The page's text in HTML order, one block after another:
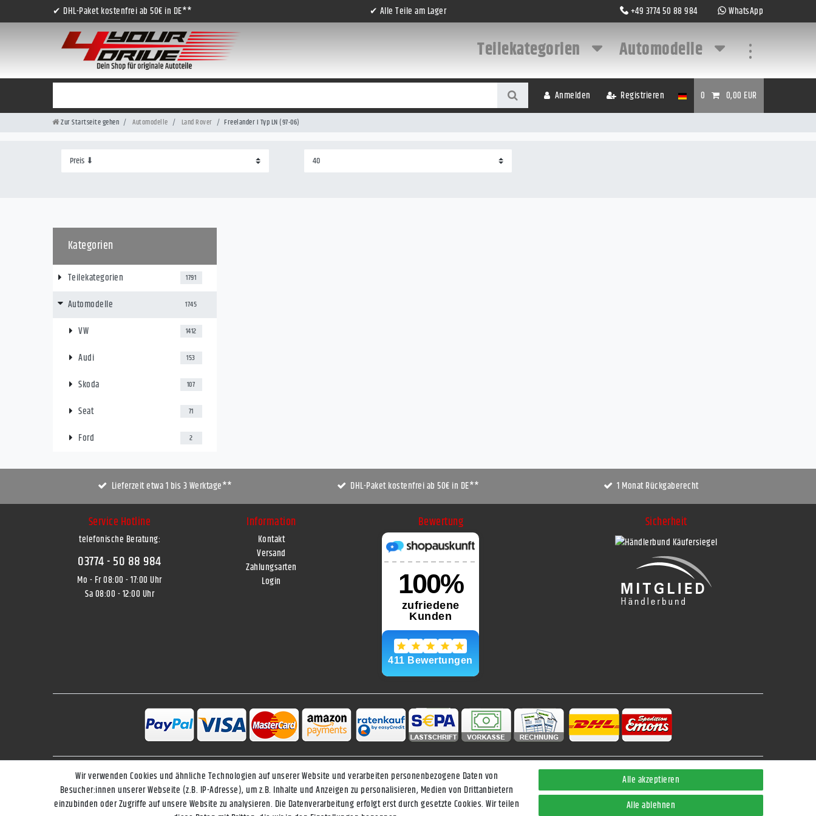
✔ DHL-Paket kostenfrei ab 50€ in DE** ✔ Alle Teile am Lager +49 3774 50 88 984 WhatsApp
Teilekategorien Automodelle ...
Anmelden Registrieren 0 0,00 EUR
Zur Startseite gehen Automodelle Land Rover Freelander I Typ LN (97-06)
Kategorien
Teilekategorien 1791
Automodelle 1745
VW 1412
Audi 153
Skoda 107
Seat 71
Ford 2
Lieferzeit etwa 1 bis 3 Werktage** DHL-Paket kostenfrei ab 50€ in DE** 1 Monat Rückgaberecht
Service Hotline
telefonische Beratung:
03774 - 50 88 984
Mo - Fr 08:00 - 17:00 Uhr
Sa 08:00 - 12:00 Uhr
Information
Kontakt
Versand
Zahlungsarten
Login
Bewertung Sicherheit
Impressum Daten­schutz­erklärung AGB Widerrufs­recht Vertrag widerrufen
Wir verwenden Cookies und ähnliche Technologien auf unserer Website und verarbeiten personenbezogene Daten von
Besucher:innen unserer Webseite (z.B. IP-Adresse), um z.B. Inhalte und Anzeigen zu personalisieren, Medien von Drittanbietern
einzubinden oder Zugriffe auf unsere Website zu analysieren. Die Datenverarbeitung erfolgt erst durch gesetzte Cookies. Wir teilen
Alle akzeptieren
Alle ablehnen